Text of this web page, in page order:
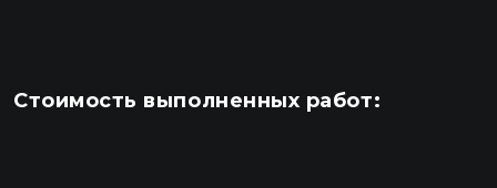
Стоимость выполненных работ: